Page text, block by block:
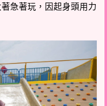
急著玩，因起身頭用力